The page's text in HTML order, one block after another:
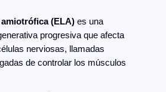
(ELA) es una
progresiva que afecta
nerviosas, llamadas
de controlar los músculos